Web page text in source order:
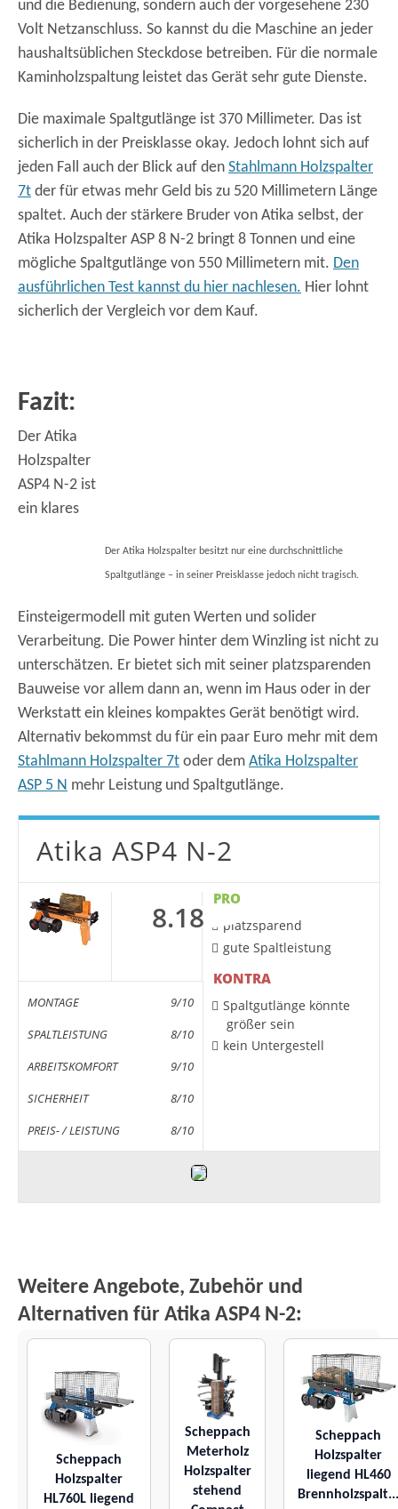
und die Bedienung, sondern auch der vorgesehene 230
Volt Netzanschluss. So kannst du die Maschine an jeder
haushaltsüblichen Steckdose betreiben. Für die normale
Kaminholzspaltung leistet das Gerät sehr gute Dienste.
Die maximale Spaltgutlänge ist 370 Millimeter. Das ist
sicherlich in der Preisklasse okay. Jedoch lohnt sich auf
jeden Fall auch der Blick auf den Stahlmann Holzspalter
7t der für etwas mehr Geld bis zu 520 Millimetern Länge
spaltet. Auch der stärkere Bruder von Atika selbst, der
Atika Holzspalter ASP 8 N-2 bringt 8 Tonnen und eine
mögliche Spaltgutlänge von 550 Millimetern mit. Den
ausführlichen Test kannst du hier nachlesen. Hier lohnt
sicherlich der Vergleich vor dem Kauf.
Der Atika Holzspalter besitzt nur eine durchschnittliche
Spaltgutlänge – in seiner Preisklasse jedoch nicht tragisch.
Fazit:
Der Atika
Holzspalter
ASP4 N-2 ist
ein klares
Einsteigermodell mit guten Werten und solider
Verarbeitung. Die Power hinter dem Winzling ist nicht zu
unterschätzen. Er bietet sich mit seiner platzsparenden
Bauweise vor allem dann an, wenn im Haus oder in der
Werkstatt ein kleines kompaktes Gerät benötigt wird.
Alternativ bekommst du für ein paar Euro mehr mit dem
Stahlmann Holzspalter 7t oder dem Atika Holzspalter
ASP 5 N mehr Leistung und Spaltgutlänge.
Atika ASP4 N-2
8.18
MONTAGE
9/10
SPALTLEISTUNG
8/10
ARBEITSKOMFORT
9/10
SICHERHEIT
8/10
PREIS- / LEISTUNG
8/10
PRO
platzsparend
gute Spaltleistung
KONTRA
Spaltgutlänge könnte
größer sein
kein Untergestell
Weitere Angebote, Zubehör und
Alternativen für Atika ASP4 N-2:
Scheppach
Holzspalter
HL760L liegend
Scheppach
Meterholz
Holzspalter
stehend
Scheppach
Holzspalter
liegend HL460
Brennholzspalt...